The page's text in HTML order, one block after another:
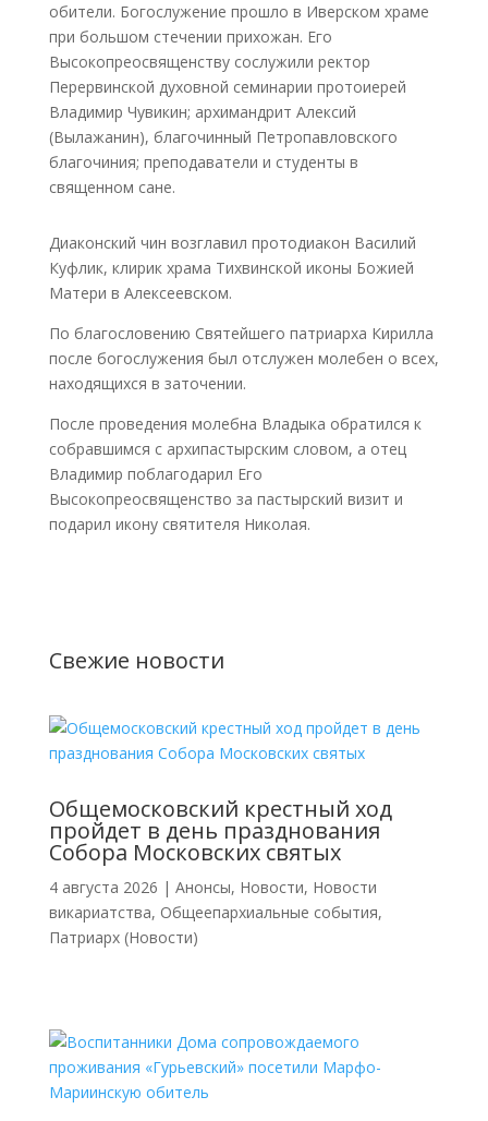
обители. Богослужение прошло в Иверском храме
при большом стечении прихожан. Его
Высокопреосвященству сослужили ректор
Перервинской духовной семинарии протоиерей
Владимир Чувикин; архимандрит Алексий
(Вылажанин), благочинный Петропавловского
благочиния; преподаватели и студенты в
священном сане.
Диаконский чин возглавил протодиакон Василий
Куфлик, клирик храма Тихвинской иконы Божией
Матери в Алексеевском.
По благословению Святейшего патриарха Кирилла
после богослужения был отслужен молебен о всех,
находящихся в заточении.
После проведения молебна Владыка обратился к
собравшимся с архипастырским словом, а отец
Владимир поблагодарил Его
Высокопреосвященство за пастырский визит и
подарил икону святителя Николая.
Свежие новости
Общемосковский крестный ход
пройдет в день празднования
Собора Московских святых
4 августа 2026 | Анонсы, Новости, Новости
викариатства, Общеепархиальные события,
Патриарх (Новости)